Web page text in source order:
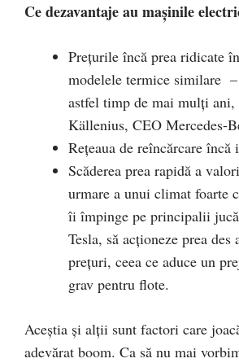
Ce dezavantaje au mașinile
Prețurile încă prea ridicate
modelele termice similare
astfel timp de mai mulți
Källenius, CEO Mercedes-
Rețeaua de reîncărcare încă
Scăderea prea rapidă a
urmare a unui climat foarte
îi împinge pe principalii
Tesla, să acționeze prea
prețuri, ceea ce aduce un
grav pentru flote.
Aceștia și alții sunt factori care
adevărat boom. Ca să nu mai